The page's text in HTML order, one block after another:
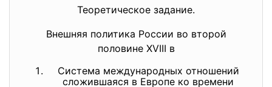
Теоретическое задание.
Внешняя политика России во второй
половине XVIII в
Система международных отношений
сложившаяся в Европе ко времени